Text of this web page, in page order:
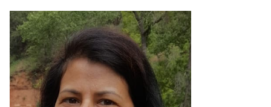
v
e
n
s